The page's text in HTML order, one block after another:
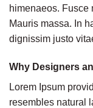
himenaeos. Fusce
Mauris massa. In
dignissim justo
Why Designers
Lorem Ipsum
resembles natural